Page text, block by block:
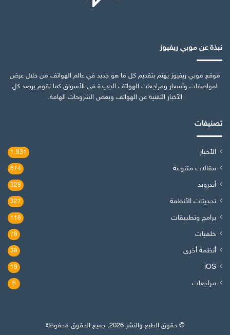
نبذة عن موبي ريفيوز
موقع موبي ريفيوز يهتم بتقديم كل ما هو جديد في عالم الهواتف من خلال عرض
لمواصفات وأسعار ومراجعات الهواتف الجديدة في الأسواق كما نقوم برصد كل
الأخبار التقنية عن الهواتف وبعض الشروحات الهامة.
تصنيفات
الأخبار 1٬931
مقالات متنوعة 614
أندرويد 328
تحديثات الأنظمة 327
برامج وتطبيقات 118
خلفيات 78
أنظمة أخرى 38
iOS
19
مراجعات 6
© حقوق الطبع والنشر 2026, جميع الحقوق محفوظة